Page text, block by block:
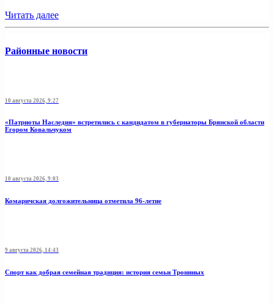
Читать далее
Районные новости
10 августа 2026, 9:27
«Патриоты Наследия» встретились с кандидатом в губернаторы Брянской области
Егором Ковальчуком
10 августа 2026, 9:03
Комаричская долгожительница отметила 96-летие
9 августа 2026, 14:43
Спорт как добрая семейная традиция: история семьи Трониных